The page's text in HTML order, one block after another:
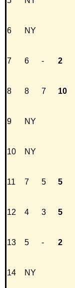
6 NY
7 6 - 2
8 8 7 10
9 NY
10 NY
11 7 5 5
12 4 3 5
13 5 - 2
14 NY